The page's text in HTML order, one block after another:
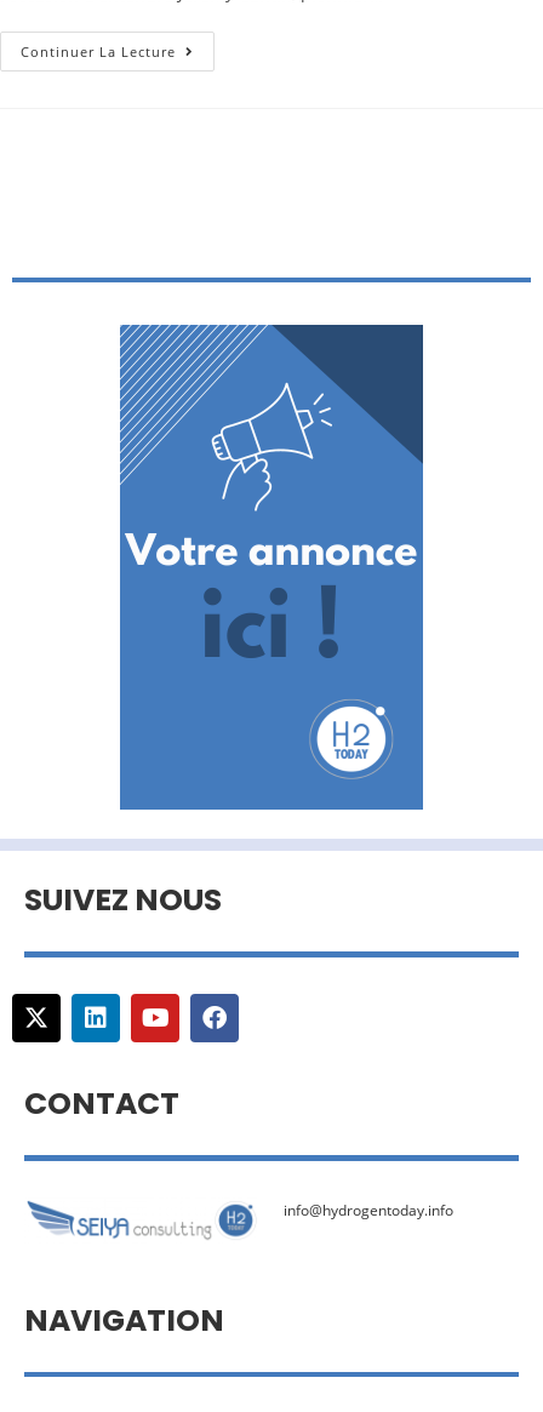
Continuer La Lecture
SUIVEZ NOUS
CONTACT
info@hydrogentoday.info
NAVIGATION